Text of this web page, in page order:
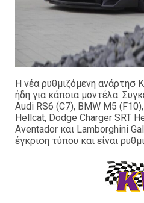
Η νέα ρυθμιζόμενη ανάρτησ
ήδη για κάποια μοντέλα.
Audi RS6 (C7), BMW M5
Hellcat, Dodge Charger SRT
Aventador και Lamborghini
έγκριση τύπου και είναι